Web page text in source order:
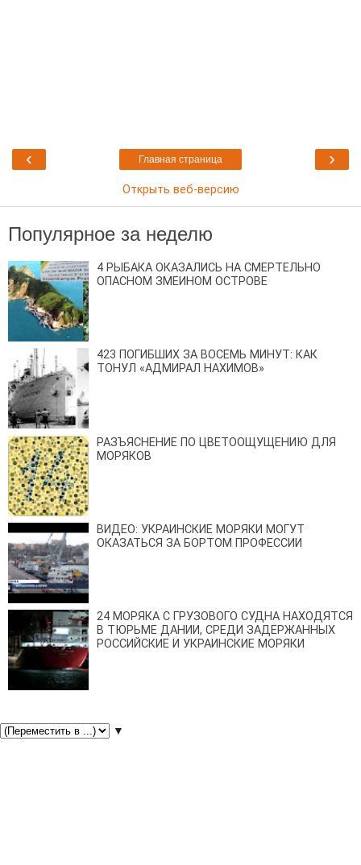
‹ ›
Главная страница
Открыть веб-версию
Популярное за неделю
4 РЫБАКА ОКАЗАЛИСЬ НА СМЕРТЕЛЬНО
ОПАСНОМ ЗМЕИНОМ ОСТРОВЕ
423 ПОГИБШИХ ЗА ВОСЕМЬ МИНУТ: КАК
ТОНУЛ «АДМИРАЛ НАХИМОВ»
РАЗЪЯСНЕНИЕ ПО ЦВЕТООЩУЩЕНИЮ ДЛЯ
МОРЯКОВ
ВИДЕО: УКРАИНСКИЕ МОРЯКИ МОГУТ
ОКАЗАТЬСЯ ЗА БОРТОМ ПРОФЕССИИ
24 МОРЯКА С ГРУЗОВОГО СУДНА НАХОДЯТСЯ
В ТЮРЬМЕ ДАНИИ, СРЕДИ ЗАДЕРЖАННЫХ
РОССИЙСКИЕ И УКРАИНСКИЕ МОРЯКИ
▼